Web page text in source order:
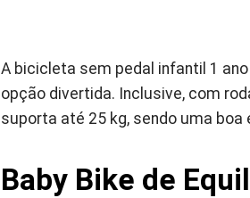
A bicicleta sem pedal infantil 1
opção divertida. Inclusive, com
suporta até 25 kg, sendo uma boa
Baby Bike de